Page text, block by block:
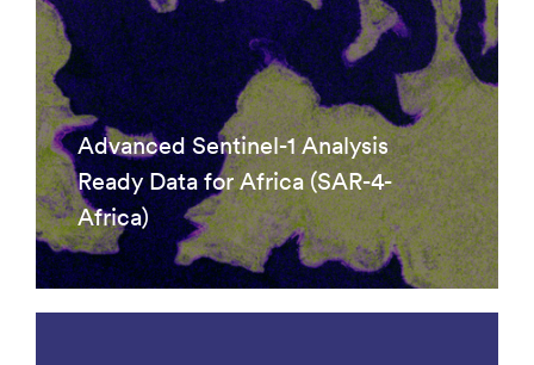
Advanced Sentinel-1 Analysis
Ready Data for Africa (SAR-4-
Africa)